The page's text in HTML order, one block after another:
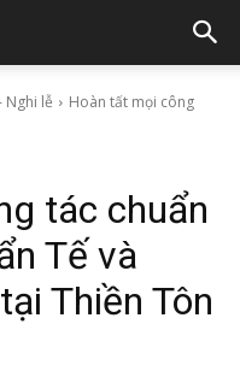
Nghi lễ
Hoàn tất mọi công
tác chuẩn
Tế và
Thiền Tôn